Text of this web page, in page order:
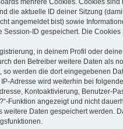
die aktuelle ID deiner Sitzung
angemeldet bist) sowie
ID gespeichert. Die
in deinem Profil oder
den Betreiber weitere Daten als
werden die dort eingegebenen
Adresse wird weiterhin bei
Kontoaktivierung, Benutzer-
Funktion angezeigt und nicht
Daten gespeichert werden.